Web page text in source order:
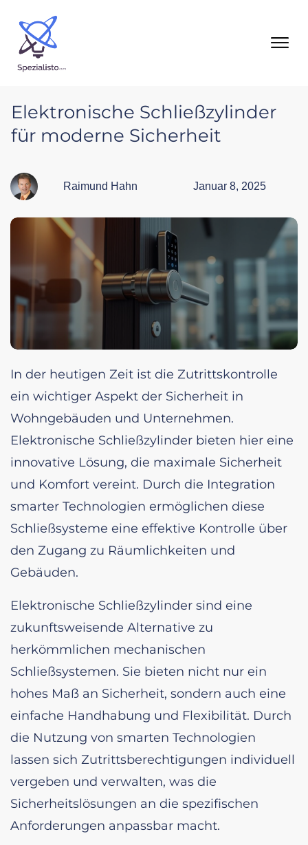
Elektronische Schließzylinder
für moderne Sicherheit
Raimund Hahn Januar 8, 2025
In der heutigen Zeit ist die Zutrittskontrolle
ein wichtiger Aspekt der Sicherheit in
Wohngebäuden und Unternehmen.
Elektronische Schließzylinder bieten hier eine
innovative Lösung, die maximale Sicherheit
und Komfort vereint. Durch die Integration
smarter Technologien ermöglichen diese
Schließsysteme eine effektive Kontrolle über
den Zugang zu Räumlichkeiten und
Gebäuden.
Elektronische Schließzylinder sind eine
zukunftsweisende Alternative zu
herkömmlichen mechanischen
Schließsystemen. Sie bieten nicht nur ein
hohes Maß an Sicherheit, sondern auch eine
einfache Handhabung und Flexibilität. Durch
die Nutzung von smarten Technologien
lassen sich Zutrittsberechtigungen individuell
vergeben und verwalten, was die
Sicherheitslösungen an die spezifischen
Anforderungen anpassbar macht.